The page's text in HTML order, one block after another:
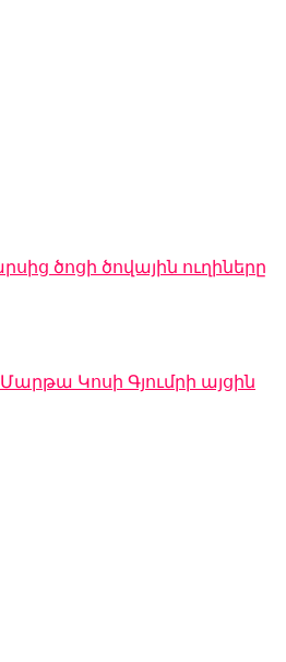
ծոցի ծովային ուղիները
Կոսի Գյումրի այցին